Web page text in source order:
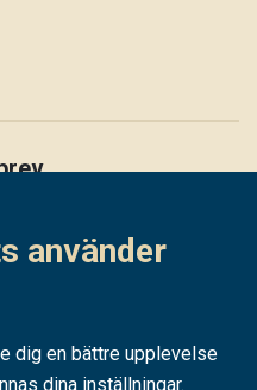
använder
dig en bättre upplevelse
dina inställningar.